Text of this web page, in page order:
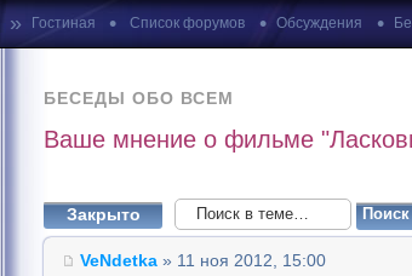
» Гостиная • Список форумов • Обсуждения •
БЕСЕДЫ ОБО ВСЕМ
Ваше мнение о фильме
Закрыто
VeNdetka » 11 ноя 2012, 15:00